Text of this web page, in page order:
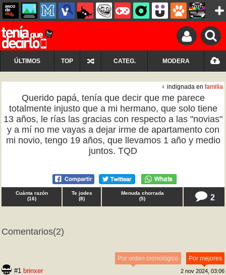
ÚLTIMOS TOP CATEG. MODERA
♀ indignada en familia
Querido papá, tenía que decir que me parece
totalmente injusto que a mi hermano, que solo tiene
13 años, le rías las gracias con respecto a las "novias"
y a mí no me vayas a dejar irme de apartamento con
mi novio, tengo 19 años, que llevamos 1 año y medio
juntos. TQD
Cuánta razón
(16)
Te jodes
(8)
Menuda chorrada
(5) 2
Comentarios(2)
Por mejores
Por orden cronológico
#1 brinxer 2 nov 2024, 03:06